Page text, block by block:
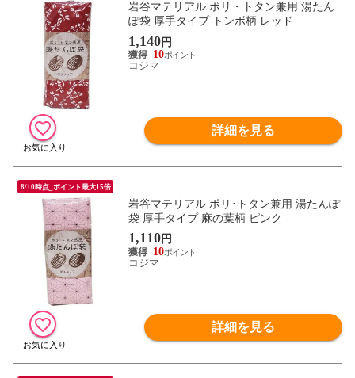
岩谷マテリアル ポリ・トタン兼用 湯たん
ぽ袋 厚手タイプ トンボ柄 レッド
1,140円
10
コジマ
詳細を見る
8/10時点_ポイント最大15倍
岩谷マテリアル ポリ･トタン兼用 湯たんぽ
袋 厚手タイプ 麻の葉柄 ピンク
1,110円
10
コジマ
詳細を見る